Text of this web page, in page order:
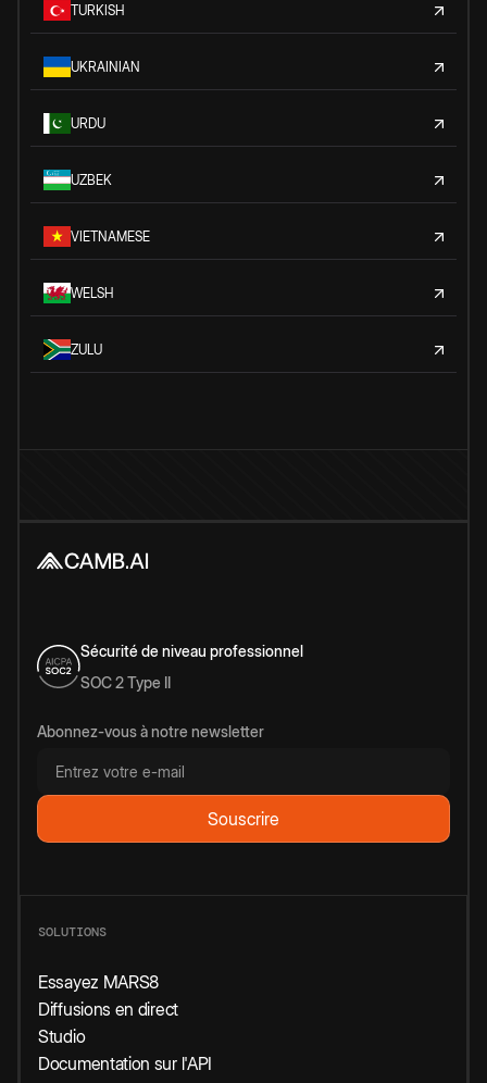
TURKISH
UKRAINIAN
URDU
UZBEK
VIETNAMESE
WELSH
ZULU
Sécurité de niveau professionnel
SOC 2 Type II
Abonnez-vous à notre newsletter
SOLUTIONS
Essayez MARS8
Diffusions en direct
Studio
Documentation sur l'API